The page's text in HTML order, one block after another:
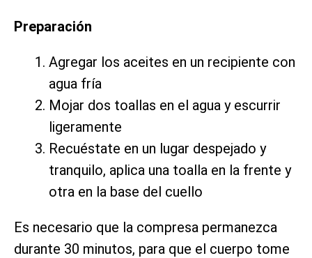
Preparación
Agregar los aceites en un recipiente con
agua fría
Mojar dos toallas en el agua y escurrir
ligeramente
Recuéstate en un lugar despejado y
tranquilo, aplica una toalla en la frente y
otra en la base del cuello
Es necesario que la compresa permanezca
durante 30 minutos, para que el cuerpo tome